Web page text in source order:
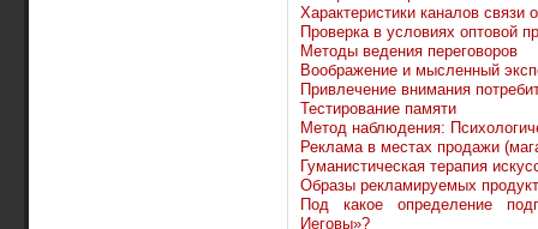
Характеристики каналов связи
Проверка в условиях оптовой
Методы ведения переговоров
Воображение и мысленный
Привлечение внимания
Тестирование памяти
Метод наблюдения:
Реклама в местах продажи
Гуманистическая терапия
Образы рекламируемых
Под какое определение
Иеговы»?